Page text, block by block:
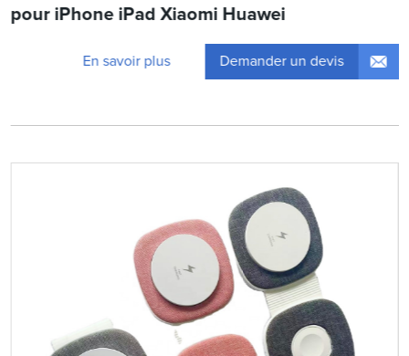
pour iPhone iPad Xiaomi Huawei
En savoir plus Demander un devis